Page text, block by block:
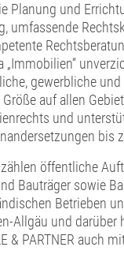
Planung und
umfassende
gewerbliche
auf allen
und
bis
öffentliche
Bauträger sowie
Betrieben
Allgäu und
& PARTNER auch